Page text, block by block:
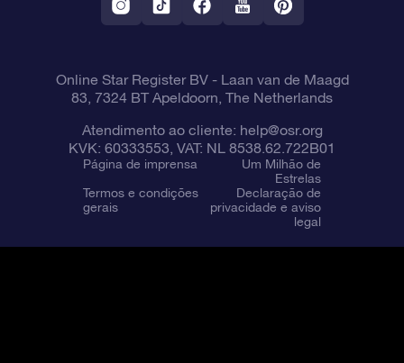
Online Star Register BV- Laan van de Maagd
83, 7324 BT Apeldoorn, The Netherlands
Atendimento ao cliente: help@osr.org
KVK: 60333553, VAT: NL 8538.62.722B01
Página de imprensa
Um Milhão de
Estrelas
Termos e condições
gerais
Declaração de
privacidade e aviso
legal